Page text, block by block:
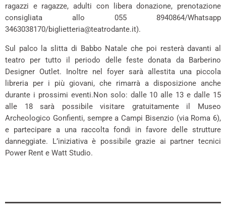
ragazzi e ragazze, adulti con libera donazione, prenotazione
consigliata allo 055 8940864/Whatsapp
3463038170/biglietteria@teatrodante.it).
Sul palco la slitta di Babbo Natale che poi resterà davanti al
teatro per tutto il periodo delle feste donata da Barberino
Designer Outlet. Inoltre nel foyer sarà allestita una piccola
libreria per i più giovani, che rimarrà a disposizione anche
durante i prossimi eventi.Non solo: dalle 10 alle 13 e dalle 15
alle 18 sarà possibile visitare gratuitamente il Museo
Archeologico Gonfienti, sempre a Campi Bisenzio (via Roma 6),
e partecipare a una raccolta fondi in favore delle strutture
danneggiate. L’iniziativa è possibile grazie ai partner tecnici
Power Rent e Watt Studio.